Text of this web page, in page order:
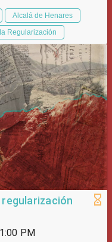
Alcalá de Henares
Regularización
PM